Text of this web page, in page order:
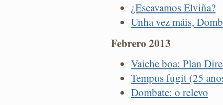
¿Escavamos Elviña?
Unha vez máis,
Febrero 2013
Vaiche boa: Plan
Tempus fugit (25
Dombate: o relevo